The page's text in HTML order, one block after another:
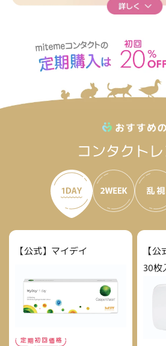
コンタクト
【公式】マイデイ
【
30枚